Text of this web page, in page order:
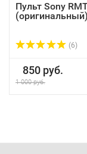
Пульт Sony
(оригинальный)
(6)
850 руб.
1 000 руб.